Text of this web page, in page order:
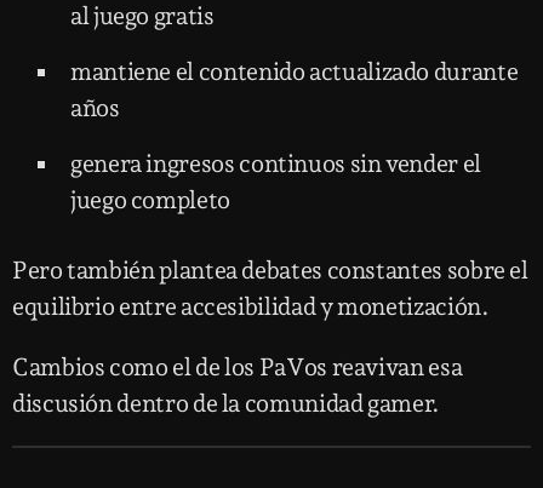
al juego gratis
mantiene el contenido actualizado durante
años
genera ingresos continuos sin vender el
juego completo
Pero también plantea debates constantes sobre el
equilibrio entre accesibilidad y monetización.
Cambios como el de los PaVos reavivan esa
discusión dentro de la comunidad gamer.